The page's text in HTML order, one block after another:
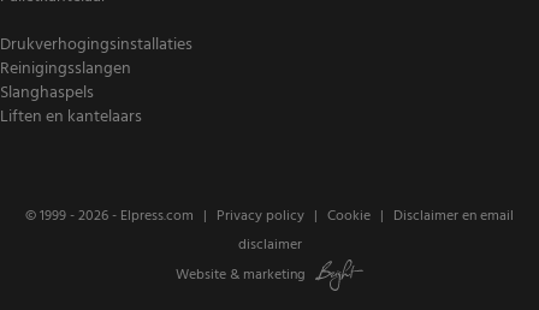
Drukverhogingsinstallaties
Reinigingsslangen
Slanghaspels
Liften en kantelaars
© 1999 - 2026 - Elpress.com Privacy policy Cookie
Disclaimer en email
disclaimer
Website & marketing